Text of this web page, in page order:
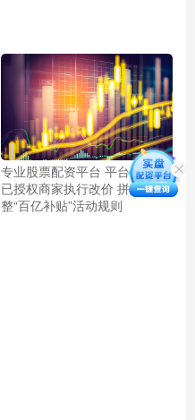
专业股票配资平台 平台有权对
已授权商家执行改价 拼多多调
整“百亿补贴”活动规则